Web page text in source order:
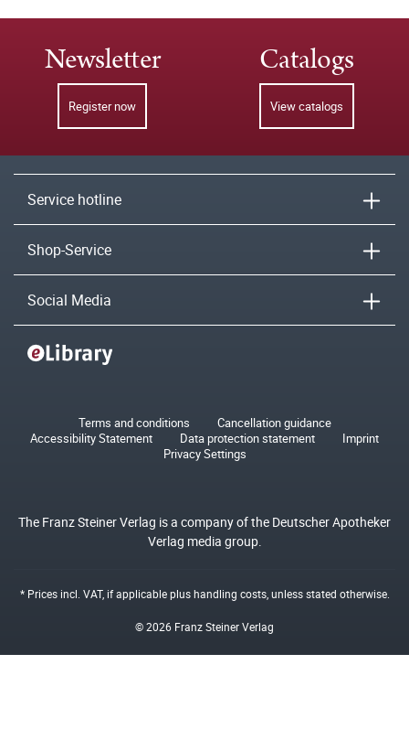
Newsletter
Register now
Catalogs
View catalogs
Service hotline
Shop-Service
Social Media
Terms and conditions
Cancellation guidance
Accessibility Statement
Data protection statement
Imprint
Privacy Settings
The Franz Steiner Verlag is a company of the Deutscher Apotheker
Verlag media group.
* Prices incl. VAT, if applicable plushandling costs, unless stated otherwise.
© 2026 Franz Steiner Verlag